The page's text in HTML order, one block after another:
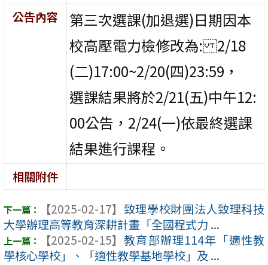
公告內容
第三次選課(加退選)日期因本
校高壓電力檢修改為: 2/18
(二)17:00~2/20(四)23:59，
選課結果將於2/21(五)中午12:
00公告，2/24(一)依最終選課
結果進行課程。
相關附件
【2025-02-17】 致理學校財團法人致理科技
大學辦理高等教育深耕計畫「全國程式力 ...
【2025-02-15】 教育部辦理114年「適性教
學核心學校」、「適性教學基地學校」及 ...